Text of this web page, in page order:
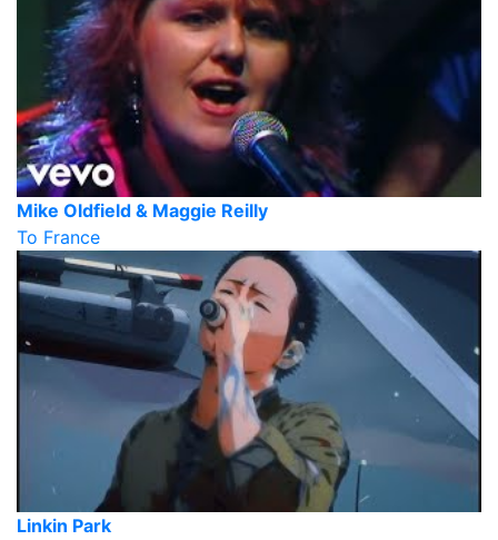
Mike Oldfield & Maggie Reilly
To France
Linkin Park